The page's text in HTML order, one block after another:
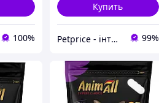
100%
Купить
Petprice - інтернет-магазин зоотоваров 99%